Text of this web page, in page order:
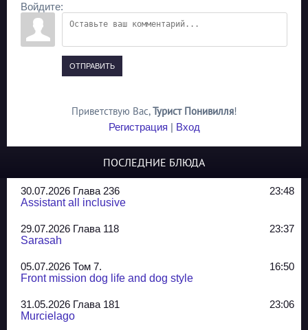
Войдите:
ОТПРАВИТЬ
Приветствую Вас,Турист Понивилля!
Регистрация | Вход
ПОСЛЕДНИЕ БЛЮДА
30.07.2026 Глава 236
23:48
Assistant all inclusive
29.07.2026 Глава 118
23:37
Sarasah
05.07.2026 Том 7.
16:50
Front mission dog life and dog style
31.05.2026 Глава 181
23:06
Murcielago